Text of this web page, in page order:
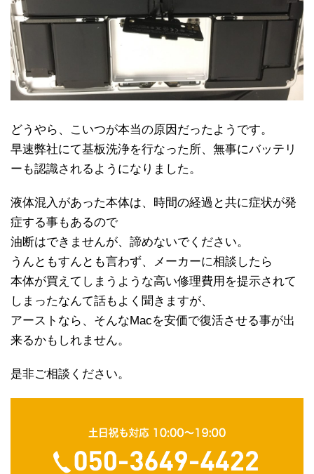
どうやら、こいつが本当の原因だったようです。
早速弊社にて基板洗浄を行なった所、無事にバッテリ
ーも認識されるようになりました。
液体混入があった本体は、時間の経過と共に症状が発
症する事もあるので
油断はできませんが、諦めないでください。
うんともすんとも言わず、メーカーに相談したら
本体が買えてしまうような高い修理費用を提示されて
しまったなんて話もよく聞きますが、
アーストなら、そんなMacを安価で復活させる事が出
来るかもしれません。
是非ご相談ください。